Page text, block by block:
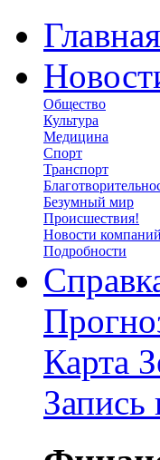
Главная
Общество
Культура
Медицина
Спорт
Транспорт
Безумный мир
Происшествия!
Новости компаний
Подробности
Карта
Запись